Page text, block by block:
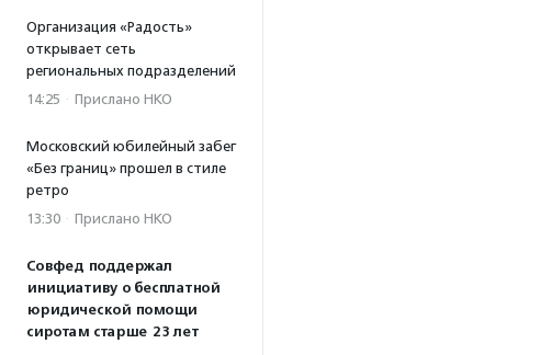
Организация «Радость»
открывает сеть
региональных подразделений
14:25 · Прислано НКО
Московский юбилейный забег
«Без границ» прошел в стиле
ретро
13:30 · Прислано НКО
Совфед поддержал
инициативу о бесплатной
юридической помощи
сиротам старше 23 лет